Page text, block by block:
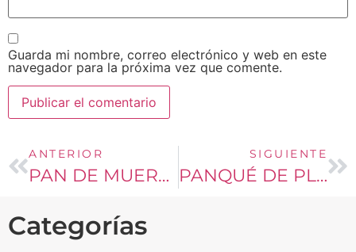
Guarda mi nombre, correo electrónico y web en este
navegador para la próxima vez que comente.
ANTERIOR
PAN DE MUERTO
SIGUIENTE
PANQUÉ DE PLATÁNO
Categorías